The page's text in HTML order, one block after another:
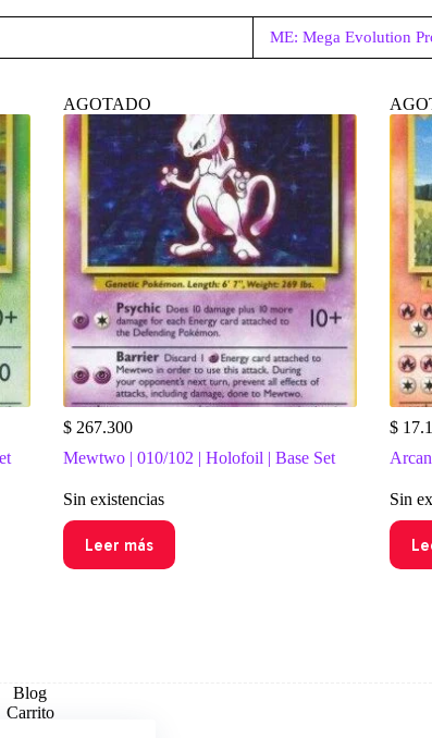
ME: Mega Evolution
AGOTADO
$267.300
Mewtwo | 010/102 | Holofoil | Base Set
Sin existencias
Leer más
$
Sin
Blog
Carrito